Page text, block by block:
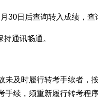
30日后查询转入成绩，查
通讯畅通。
未及时履行转考手续者，
手续，须重新履行转考程序